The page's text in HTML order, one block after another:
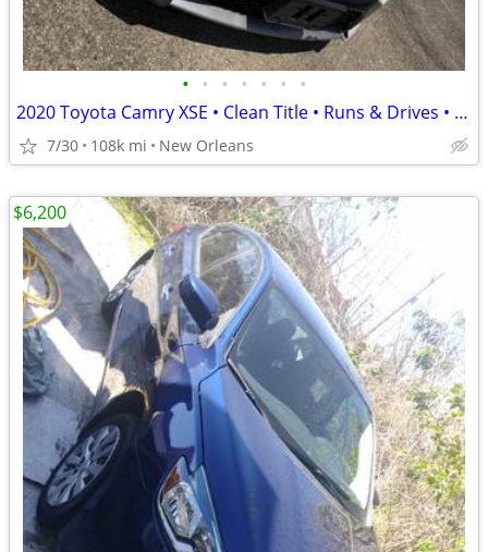
• • • • • • •
2020 Toyota Camry XSE • Clean Title • Runs & Drives • Rear-End Damage
7/30 108k mi New Orleans
$6,200